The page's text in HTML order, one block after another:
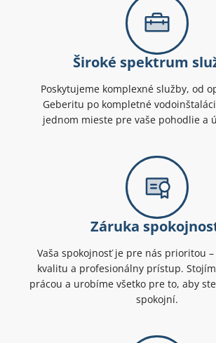
Široké spektrum
Poskytujeme komplexné služby, od
Geberitu po kompletné
jednom mieste pre vaše pohodlie a
Záruka
Vaša spokojnosť je pre nás prioritou
kvalitu a profesionálny prístup.
prácou a urobíme všetko pre to, aby
spokojní.